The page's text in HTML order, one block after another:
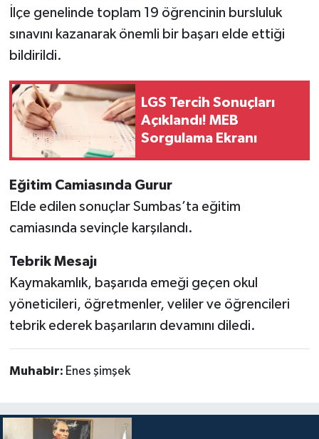
İlçe genelinde toplam 19 öğrencinin bursluluk
sınavını kazanarak önemli bir başarı elde ettiği
bildirildi.
LGS Tercih Sonuçları
Açıklandı! MEB
Sorgulama Ekranı
Eğitim Camiasında Gurur
Elde edilen sonuçlar Sumbas’ta eğitim
camiasında sevinçle karşılandı.
Tebrik Mesajı
Kaymakamlık, başarıda emeği geçen okul
yöneticileri, öğretmenler, veliler ve öğrencileri
tebrik ederek başarıların devamını diledi.
Muhabir: Enes şimşek